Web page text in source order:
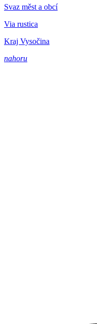
Svaz měst a obcí
Via rustica
Kraj Vysočina
nahoru